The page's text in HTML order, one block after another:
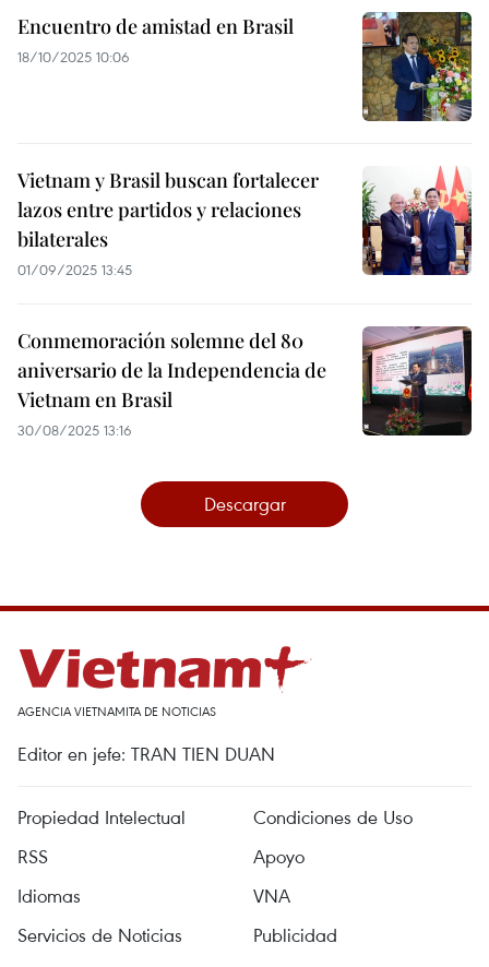
Encuentro de amistad en Brasil
18/10/2025 10:06
Vietnam y Brasil buscan fortalecer
lazos entre partidos y relaciones
bilaterales
01/09/2025 13:45
Conmemoración solemne del 80
aniversario de la Independencia de
Vietnam en Brasil
30/08/2025 13:16
Descargar
AGENCIA VIETNAMITA DE NOTICIAS
Editor en jefe: TRAN TIEN DUAN
Propiedad Intelectual
Condiciones de Uso
RSS
Apoyo
Idiomas
VNA
Servicios de Noticias
Publicidad